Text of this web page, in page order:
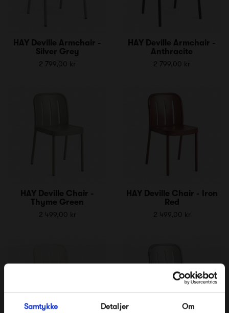
Samtykke Detaljer Om
HAY Deville Armchair -
Silver Grey
2 799,00 kr
HAY Deville Armchair -
Anthracite
2 799,00 kr
HAY Deville Chair -
Thyme Green
2 499,00 kr
HAY Deville Chair - Iron
Red
2 499,00 kr